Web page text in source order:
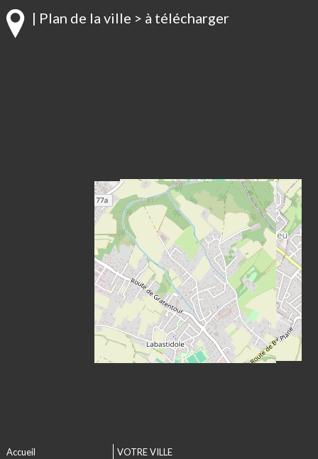
| Plan de la ville > à télécharger
Accueil
VOTRE VILLE